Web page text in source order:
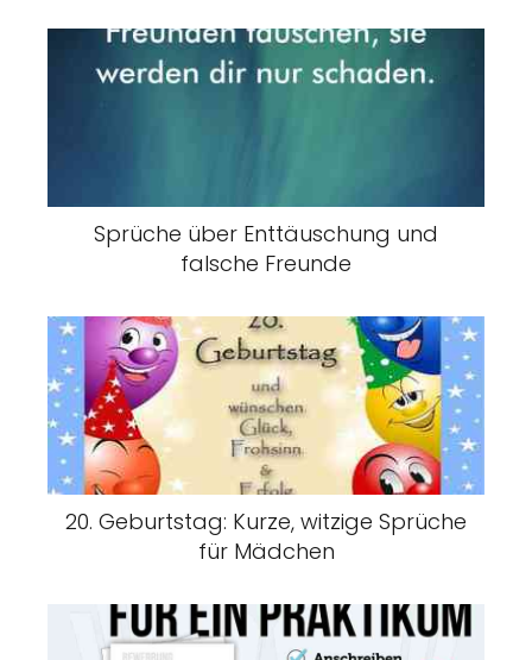
Sprüche über Enttäuschung und
falsche Freunde
20. Geburtstag: Kurze, witzige Sprüche
für Mädchen